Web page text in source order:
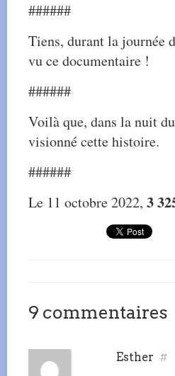
######
Tiens, durant la journée
vu ce documentaire !
######
Voilà que, dans la nuit
visionné cette histoire.
######
Le 11 octobre 2022, 3
9 commentaires
Esther #